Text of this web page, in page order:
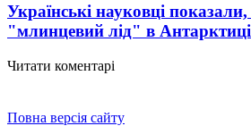
Українські науковці
"млинцевий лід" в Антарктиці
Читати коментарі
Повна версія сайту